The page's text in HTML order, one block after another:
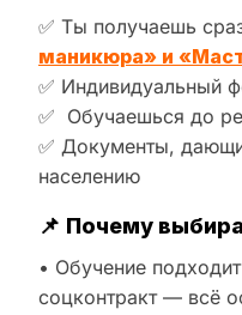
✅ Ты получаешь
маникюра» и
✅ Индивидуальный
✅ Обучаешься до
✅ Документы,
населению
📌 Почему
• Обучение
соцконтракт — всё